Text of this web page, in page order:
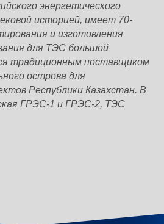
энергетического
историей, имеет 70-
и изготовления
для ТЭС большой
традиционным поставщиком
острова для
Республики Казахстан. В
ГРЭС-1 и ГРЭС-2, ТЭС